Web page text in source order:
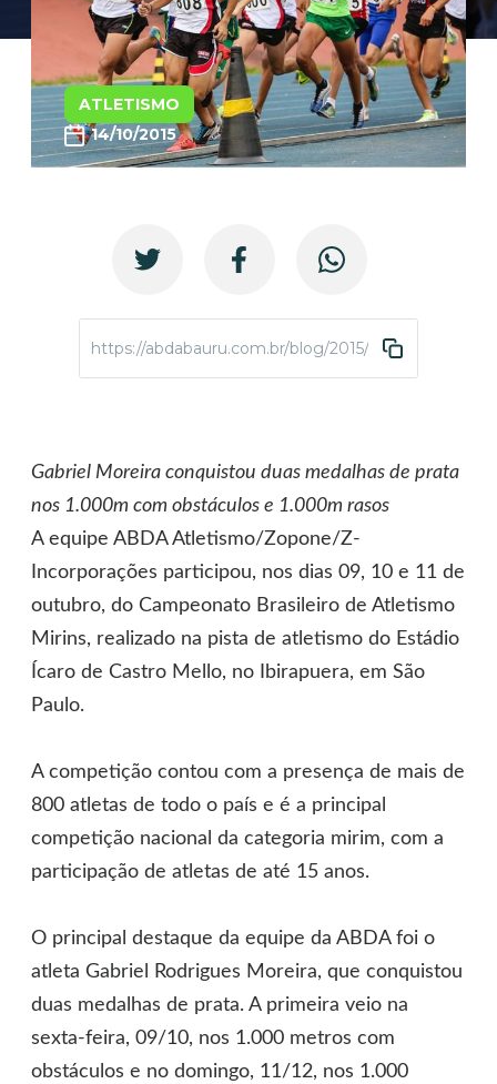
ATLETISMO
14/10/2015
https://abdabauru.com.br/blog/2015/10/14/atleta-
Gabriel Moreira conquistou duas medalhas de prata
nos 1.000m com obstáculos e 1.000m rasos
A equipe ABDA Atletismo/Zopone/Z-
Incorporações participou, nos dias 09, 10 e 11 de
outubro, do Campeonato Brasileiro de Atletismo
Mirins, realizado na pista de atletismo do Estádio
Ícaro de Castro Mello, no Ibirapuera, em São
Paulo.
A competição contou com a presença de mais de
800 atletas de todo o país e é a principal
competição nacional da categoria mirim, com a
participação de atletas de até 15 anos.
O principal destaque da equipe da ABDA foi o
atleta Gabriel Rodrigues Moreira, que conquistou
duas medalhas de prata. A primeira veio na
sexta-feira, 09/10, nos 1.000 metros com
obstáculos e no domingo, 11/12, nos 1.000